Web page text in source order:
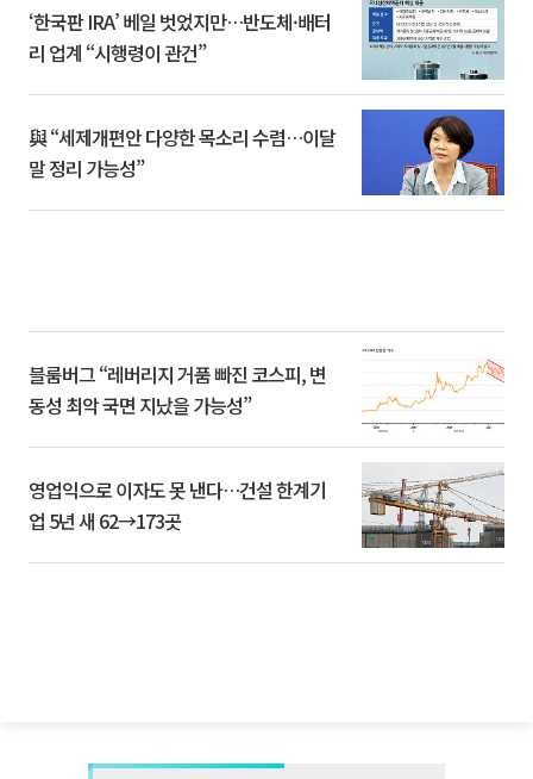
‘한국판 IRA’ 베일 벗었지만…반도체·배터
리 업계 “시행령이 관건”
與 “세제개편안 다양한 목소리 수렴…이달
말 정리 가능성”
블룸버그 “레버리지 거품 빠진 코스피, 변
동성 최악 국면 지났을 가능성”
영업익으로 이자도 못 낸다…건설 한계기
업 5년 새 62→173곳